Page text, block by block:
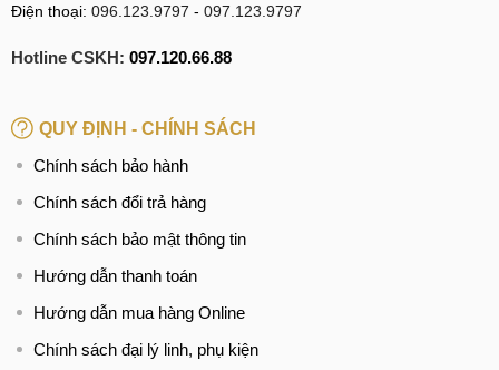
Điện thoại: 096.123.9797 - 097.123.9797
Hotline CSKH: 097.120.66.88
QUY ĐỊNH - CHÍNH SÁCH
Chính sách bảo hành
Chính sách đổi trả hàng
Chính sách bảo mật thông tin
Hướng dẫn thanh toán
Hướng dẫn mua hàng Online
Chính sách đại lý linh, phụ kiện